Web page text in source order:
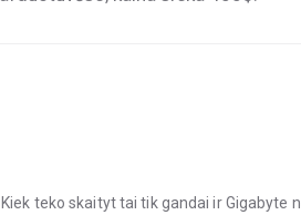
teko skaityt tai tik gandai ir Gigabyte